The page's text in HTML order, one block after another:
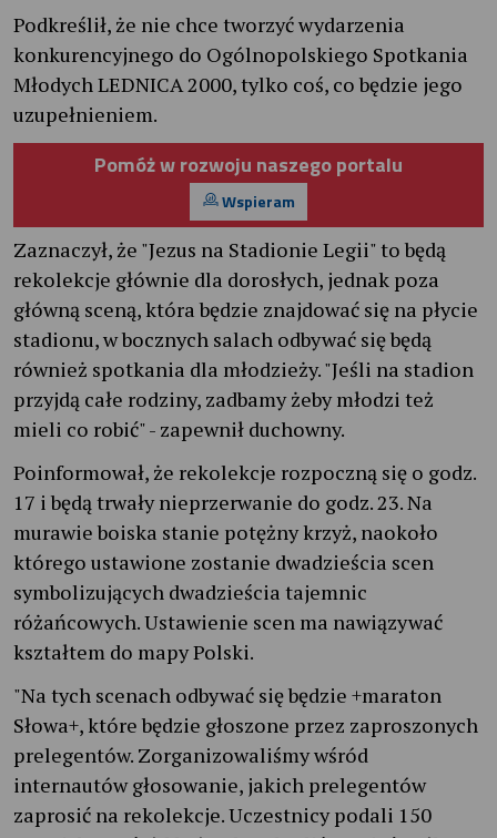
Podkreślił, że nie chce tworzyć wydarzenia
konkurencyjnego do Ogólnopolskiego Spotkania
Młodych LEDNICA 2000, tylko coś, co będzie jego
uzupełnieniem.
Pomóż w rozwoju naszego portalu
Wspieram
Zaznaczył, że "Jezus na Stadionie Legii" to będą
rekolekcje głównie dla dorosłych, jednak poza
główną sceną, która będzie znajdować się na płycie
stadionu, w bocznych salach odbywać się będą
również spotkania dla młodzieży. "Jeśli na stadion
przyjdą całe rodziny, zadbamy żeby młodzi też
mieli co robić" - zapewnił duchowny.
Poinformował, że rekolekcje rozpoczną się o godz.
17 i będą trwały nieprzerwanie do godz. 23. Na
murawie boiska stanie potężny krzyż, naokoło
którego ustawione zostanie dwadzieścia scen
symbolizujących dwadzieścia tajemnic
różańcowych. Ustawienie scen ma nawiązywać
kształtem do mapy Polski.
"Na tych scenach odbywać się będzie +maraton
Słowa+, które będzie głoszone przez zaproszonych
prelegentów. Zorganizowaliśmy wśród
internautów głosowanie, jakich prelegentów
zaprosić na rekolekcje. Uczestnicy podali 150